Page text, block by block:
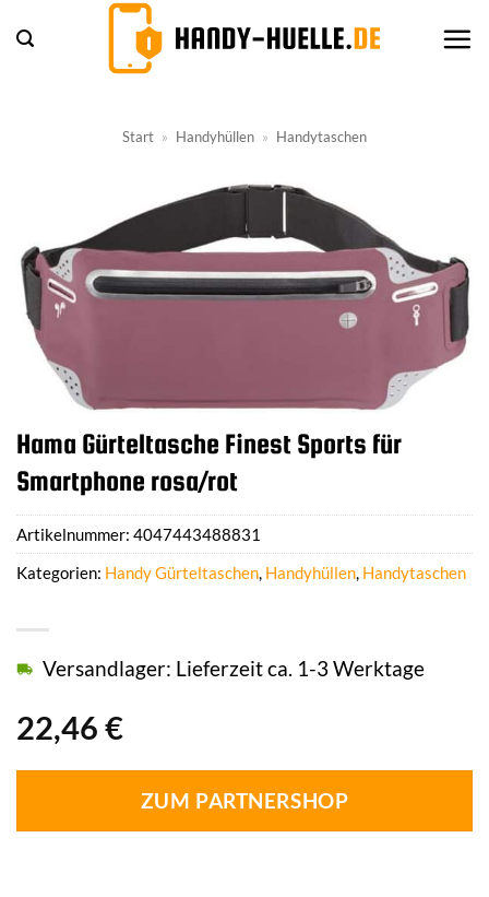
Inhalt
Start » Handyhüllen » Handytaschen
Hama Gürteltasche Finest Sports für
Smartphone rosa/rot
22,46 €
Versandlager: Lieferzeit ca. 1-3 Werktage
ZUM PARTNERSHOP
Artikelnummer: 4047443488831
Kategorien: Handy Gürteltaschen Handyhüllen Handytaschen